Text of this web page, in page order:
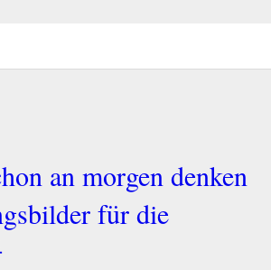
an morgen denken
für die